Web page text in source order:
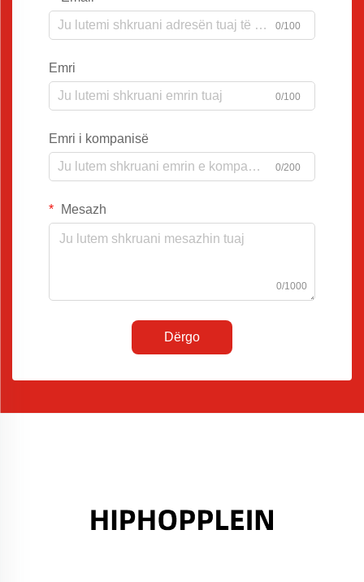
0/100
Emri
0/100
Emri i kompanisë
0/200
Mesazh
0/1000
Dërgo